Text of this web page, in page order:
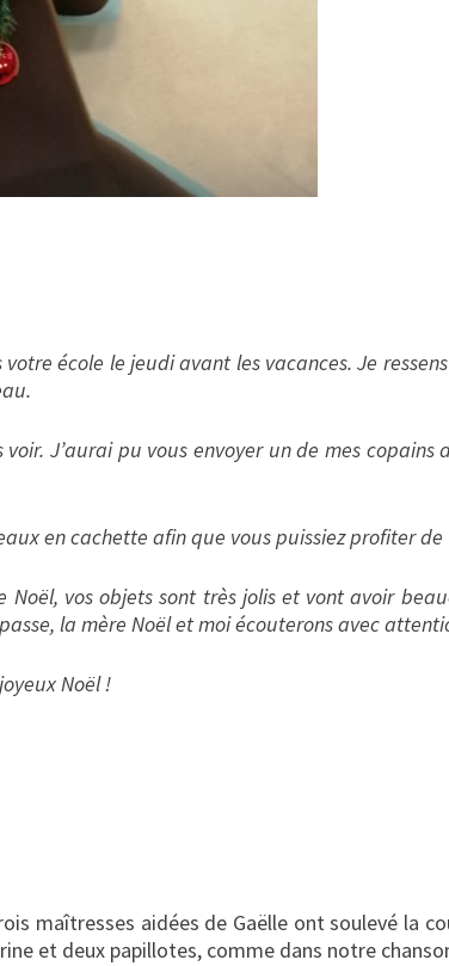
école le jeudi avant les vacances. Je
J’aurai pu vous envoyer un de mes
en cachette afin que vous puissiez profiter
vos objets sont très jolis et vont avoir
la mère Noël et moi écouterons avec
Noël !
maîtresses aidées de Gaëlle ont soulevé la
et deux papillotes, comme dans notre